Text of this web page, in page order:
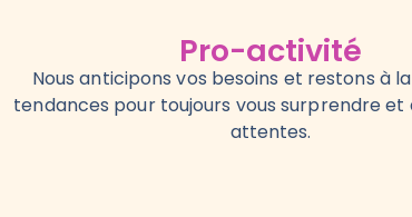
Pro-activité
Nous anticipons vos besoins et restons à
tendances pour toujours vous surprendre et
attentes.